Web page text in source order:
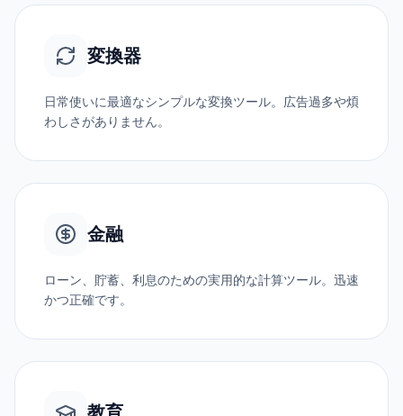
変換器
日常使いに最適なシンプルな変換ツール。広告過多や煩
わしさがありません。
金融
ローン、貯蓄、利息のための実用的な計算ツール。迅速
かつ正確です。